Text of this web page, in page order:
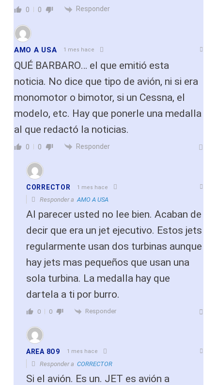
0 0 Responder
AMO A USA 1 mes hace
QUÉ BARBARO… el que emitió esta
noticia. No dice que tipo de avión, ni si era
monomotor o bimotor, si un Cessna, el
modelo, etc. Hay que ponerle una medalla
al que redactó la noticias.
0 0 Responder
CORRECTOR 1 mes hace
Responder aAMO A USA
Al parecer usted no lee bien. Acaban de
decir que era un jet ejecutivo. Estos jets
regularmente usan dos turbinas aunque
hay jets mas pequeños que usan una
sola turbina. La medalla hay que
dartela a ti por burro.
0 0 Responder
AREA 8O9 1 mes hace
Responder a CORRECTOR
Si el avión. Es un. JET es avión a